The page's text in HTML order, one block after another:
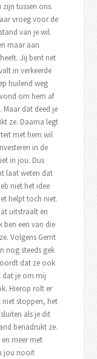
tussen ons.
vroeg voor de
van je wil.
maar aan
Jij bent net
in verkeerde
huilend weg
om hem af
dat deed je
ze. Daarna legt
met hem wil
in de
in jou. Dus
laat weten dat
niet het idee
helpt toch niet.
uitstraalt en
ben een van die
Volgens Gerrit
nog steeds gek
dat ze ook
dat je om mij
Hierop rolt er
niet stoppen, het
als je dit
benadrukt ze.
meer met
jou nooit